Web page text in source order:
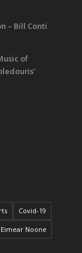
– Bill Conti
of
Covid-19
Eimear Noone